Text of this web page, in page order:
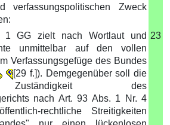
verfassungspolitischen Zweck
GG zielt nach Wortlaut und
unmittelbar auf den vollen
Verfassungsgefüge des Bundes
[29 f.]). Demgegenüber soll die
des
nach Art. 93 Abs. 1 Nr. 4
rechtliche Streitigkeiten
23